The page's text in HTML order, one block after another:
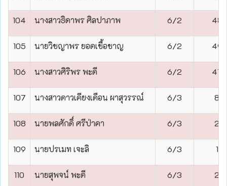
104 นางสาวธิดาพร ศิลปาภาพ 6/2 48
105 นายวิชญาพร ยอดเชื้อชาญ 6/2 49
106 นางสาวศิริพร พะดี 6/2 47
107 นางสาวดาวเคียงเดือน ผาสุวรรณ์ 6/3 8
108 นายพลศักดิ์ ศรีป่าคา 6/3 2
109 นายปรเมท เจะลิ 6/3 1
110 นายสุพจน์ พะดี 6/3 2